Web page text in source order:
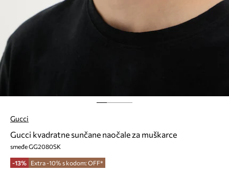
Gucci
Gucci kvadratne sunčane naočale za muškarce
smeđe GG2080SK
-13% Extra -10% s kodom: OFF*